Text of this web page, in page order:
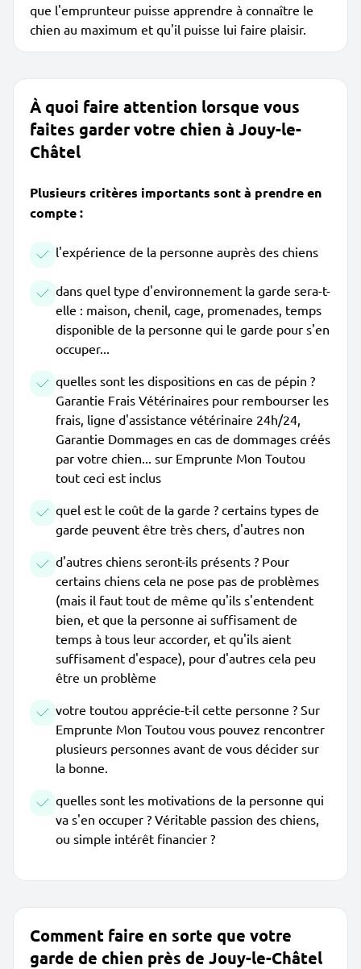
que l'emprunteur puisse apprendre à connaître le
chien au maximum et qu'il puisse lui faire plaisir.
À quoi faire attention lorsque vous
faites garder votre chien à Jouy-le-
Châtel
Plusieurs critères importants sont à prendre en
compte :
l'expérience de la personne auprès des chiens
dans quel type d'environnement la garde sera-t-
elle : maison, chenil, cage, promenades, temps
disponible de la personne qui le garde pour s'en
occuper...
quelles sont les dispositions en cas de pépin ?
Garantie Frais Vétérinaires pour rembourser les
frais, ligne d'assistance vétérinaire 24h/24,
Garantie Dommages en cas de dommages créés
par votre chien... sur Emprunte Mon Toutou
tout ceci est inclus
quel est le coût de la garde ? certains types de
garde peuvent être très chers, d'autres non
d'autres chiens seront-ils présents ? Pour
certains chiens cela ne pose pas de problèmes
(mais il faut tout de même qu'ils s'entendent
bien, et que la personne ai suffisament de
temps à tous leur accorder, et qu'ils aient
suffisament d'espace), pour d'autres cela peu
être un problème
votre toutou apprécie-t-il cette personne ? Sur
Emprunte Mon Toutou vous pouvez rencontrer
plusieurs personnes avant de vous décider sur
la bonne.
quelles sont les motivations de la personne qui
va s'en occuper ? Véritable passion des chiens,
ou simple intérêt financier ?
Comment faire en sorte que votre
garde de chien près de Jouy-le-Châtel